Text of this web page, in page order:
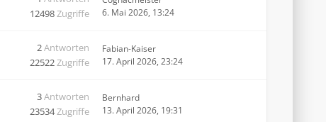
12498Zugriffe
6. Mai 2026, 13:24
2Antworten
22522Zugriffe
Fabian-Kaiser
17. April 2026, 23:24
3Antworten
23534Zugriffe
Bernhard
13. April 2026, 19:31